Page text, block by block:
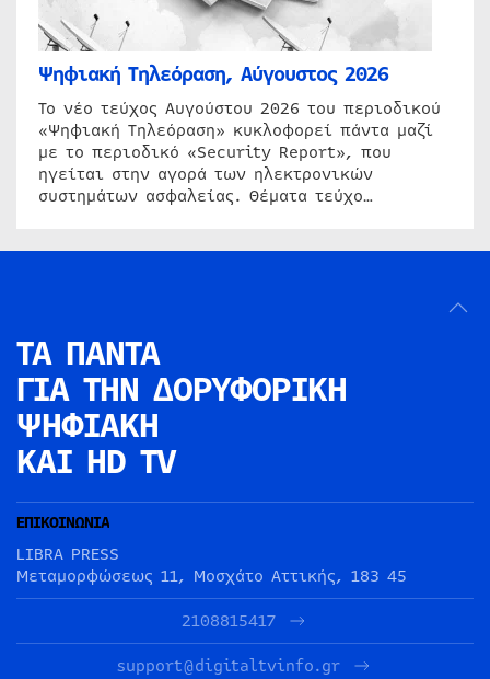
Ψηφιακή Τηλεόραση, Αύγουστος 2026
Το νέο τεύχος Αυγούστου 2026 του περιοδικού
«Ψηφιακή Τηλεόραση» κυκλοφορεί πάντα μαζί
με το περιοδικό «Security Report», που
ηγείται στην αγορά των ηλεκτρονικών
συστημάτων ασφαλείας. Θέματα τεύχο…
ΤΑ ΠΑΝΤΑ
ΓΙΑ ΤΗΝ ΔΟΡΥΦΟΡΙΚΗ
ΨΗΦΙΑΚΗ
ΚΑΙ HD TV
ΕΠΙΚΟΙΝΩΝΙΑ
LIBRA PRESS
Μεταμορφώσεως 11, Μοσχάτο Αττικής, 183 45
2108815417
support@digitaltvinfo.gr